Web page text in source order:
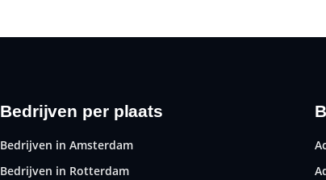
Bedrijven per plaats
Bedrijven in Amsterdam
Bedrijven in Rotterdam